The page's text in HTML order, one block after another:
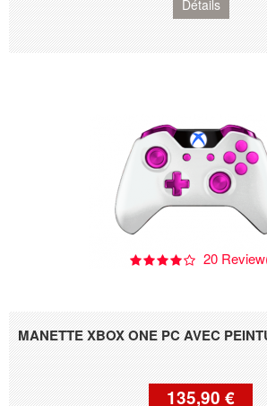
Détails
MANETTE XBOX ONE PC AVEC
20
135,90 €